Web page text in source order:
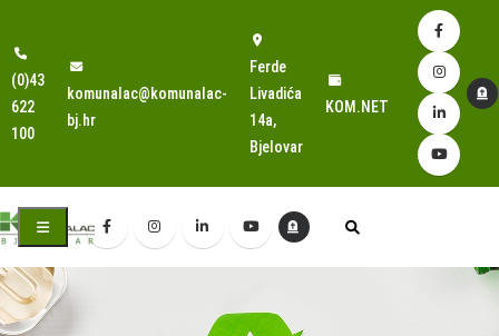
(0)43
622
100
komunalac@komunalac-
bj.hr
Ferde
Livadića
14a,
Bjelovar
KOM.NET